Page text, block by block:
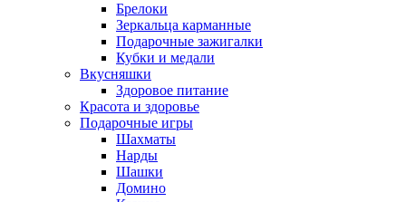
Брелоки
Зеркальца карманные
Подарочные зажигалки
Кубки и медали
Вкусняшки
Здоровое питание
Красота и здоровье
Подарочные игры
Шахматы
Нарды
Шашки
Домино